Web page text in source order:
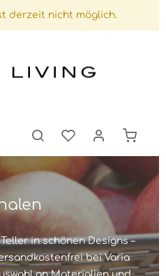
derzeit nicht möglich.
in schönen Designs –
bei Varia